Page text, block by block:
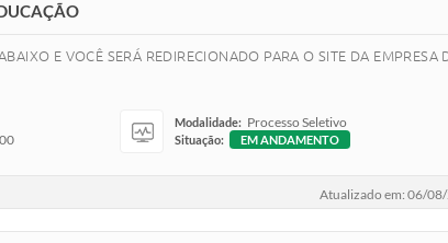
E VOCÊ SERÁ REDIRECIONADO PARA O SITE DA EMPRESA
Modalidade: Processo Seletivo
Situação: EM ANDAMENTO
Atualizado em: 06/